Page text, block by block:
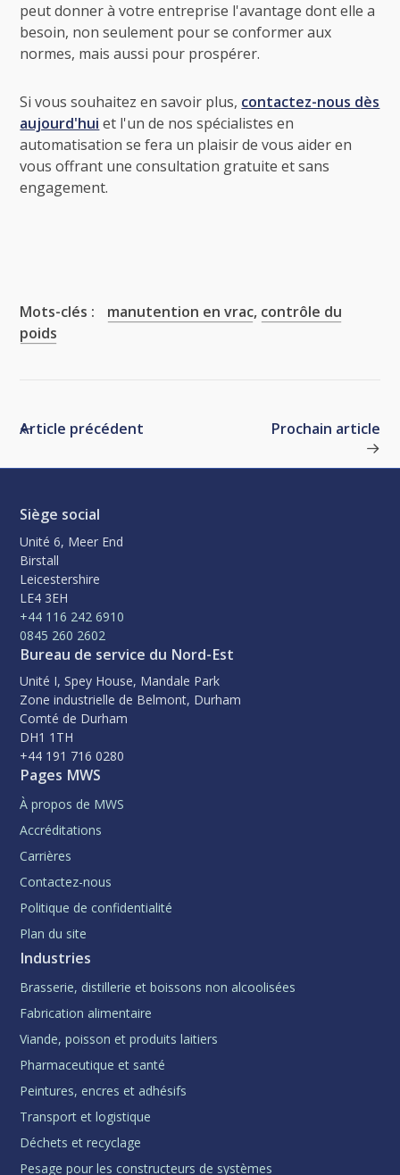
peut donner à votre entreprise l'avantage dont elle a
besoin, non seulement pour se conformer aux
normes, mais aussi pour prospérer.
Si vous souhaitez en savoir plus, contactez-nous dès
aujourd'hui et l'un de nos spécialistes en
automatisation se fera un plaisir de vous aider en
vous offrant une consultation gratuite et sans
engagement.
Mots-clés : manutention en vrac, contrôle du
poids
Article précédent Prochain article
Siège social
Unité 6, Meer End
Birstall
Leicestershire
LE4 3EH
+44 116 242 6910
0845 260 2602
Bureau de service du Nord-Est
Unité I, Spey House, Mandale Park
Zone industrielle de Belmont, Durham
Comté de Durham
DH1 1TH
+44 191 716 0280
Pages MWS
À propos de MWS
Accréditations
Carrières
Contactez-nous
Politique de confidentialité
Plan du site
Industries
Brasserie, distillerie et boissons non alcoolisées
Fabrication alimentaire
Viande, poisson et produits laitiers
Pharmaceutique et santé
Peintures, encres et adhésifs
Transport et logistique
Déchets et recyclage
Pesage pour les constructeurs de systèmes